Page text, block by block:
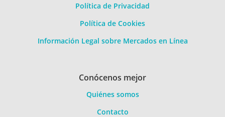
Política de Privacidad
Política de Cookies
Información Legal sobre Mercados en Línea
Conócenos mejor
Quiénes somos
Contacto